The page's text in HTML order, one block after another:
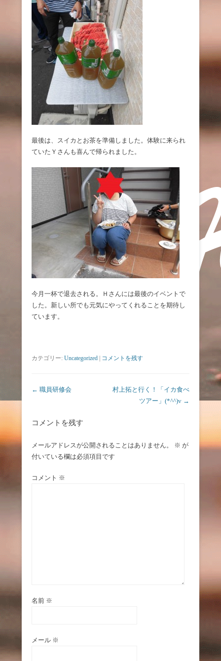
最後は、スイカとお茶を準備しました。体験に来られ
ていたＹさんも喜んで帰られました。
今月一杯で退去される。Ｈさんには最後のイベントで
した。新しい所でも元気にやってくれることを期待し
ています。
カテゴリー: Uncategorized コメントを残す
投稿ナビゲーション
← 職員研修会
村上拓と行く！「イカ食べ
ツアー」(*^^)v →
コメントを残す
メールアドレスが公開されることはありません。 ※ が
付いている欄は必須項目です
コメント ※
名前 ※
メール ※